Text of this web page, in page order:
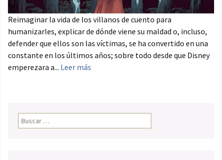
Reimaginar la vida de los villanos de cuento para
humanizarles, explicar de dónde viene su maldad o, incluso,
defender que ellos son las víctimas, se ha convertido en una
constante en los últimos años; sobre todo desde que Disney
emperezara a... Leer más
Buscar: